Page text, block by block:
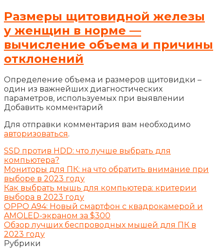
Размеры щитовидной железы
у женщин в норме —
вычисление объема и причины
отклонений
Определение объема и размеров щитовидки –
один из важнейших диагностических
параметров, используемых при выявлении
Добавить комментарий
Для отправки комментария вам необходимо
авторизоваться.
SSD против HDD: что лучше выбрать для
компьютера?
Мониторы для ПК: на что обратить внимание при
выборе в 2023 году
Как выбрать мышь для компьютера: критерии
выбора в 2023 году
OPPO A94: Новый смартфон с квадрокамерой и
AMOLED-экраном за $300
Обзор лучших беспроводных мышей для ПК в
2023 году
Рубрики